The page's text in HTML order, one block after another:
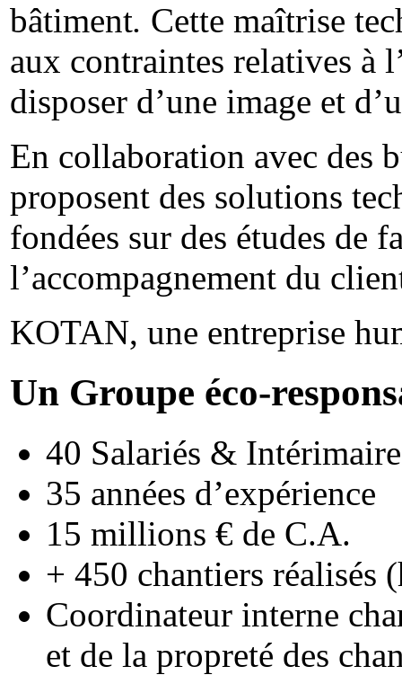
bâtiment. Cette maîtrise
aux contraintes relatives à
disposer d’une image et
En collaboration avec des
proposent des solutions
fondées sur des études de
l’accompagnement du
KOTAN, une entreprise
Un Groupe éco-
40 Salariés &
35 années d’expérience
15 millions € de C.A.
+ 450 chantiers réalisés
Coordinateur interne
et de la propreté des